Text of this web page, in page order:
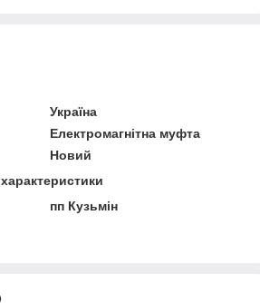
Україна
Електромагнітна муфта
Новий
пп Кузьмін